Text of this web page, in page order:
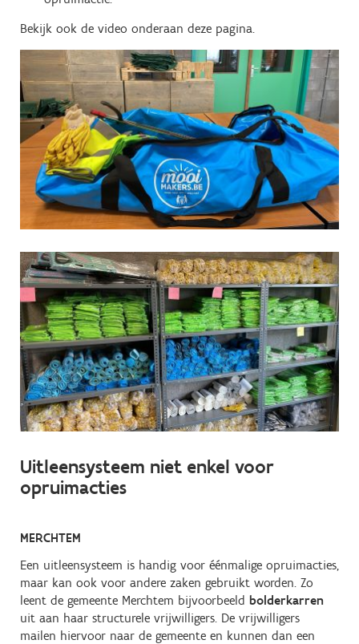
Bekijk ook de video onderaan deze pagina.
Uitleensysteem niet enkel voor
opruimacties
MERCHTEM
Een uitleensysteem is handig voor éénmalige opruimacties,
maar kan ook voor andere zaken gebruikt worden. Zo
leent de gemeente Merchtem bijvoorbeeld bolderkarren
uit aan haar structurele vrijwilligers. De vrijwilligers
mailen hiervoor naar de gemeente en kunnen dan een